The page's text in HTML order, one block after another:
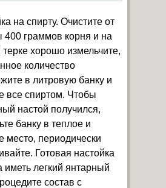
на спирту. Очистите от
400 граммов корня и на
терке хорошо измельчите,
количество
в литровую банку и
все спиртом. Чтобы
настой получился,
банку в теплое и
место, периодически
Готовая настойка
иметь легкий янтарный
состав с